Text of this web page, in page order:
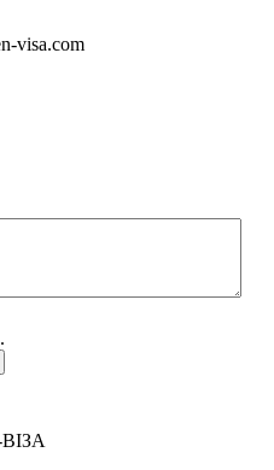
visa.com
ВІЗА